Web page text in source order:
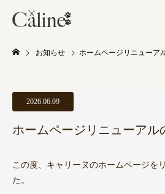
お知らせ ホームページリニューア
2026.06.09
ホームページリニューアル
この度、キャリーヌのホームページを
た。